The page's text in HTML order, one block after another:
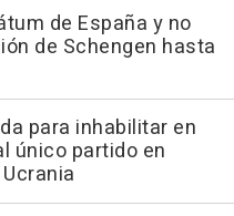
de España y no
de Schengen hasta
para inhabilitar en
único partido en